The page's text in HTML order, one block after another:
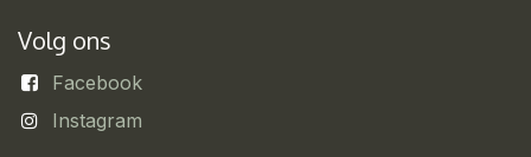
Volg ons
Facebook
Instagram